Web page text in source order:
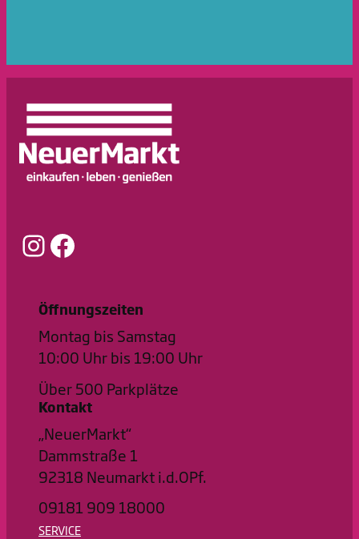
InstagramFacebook
Öffnungszeiten
Montag bis Samstag
10:00 Uhr bis 19:00 Uhr
Über 500 Parkplätze
Kontakt
„NeuerMarkt“
Dammstraße 1
92318 Neumarkt i.d.OPf.
09181 909 18000
SERVICE